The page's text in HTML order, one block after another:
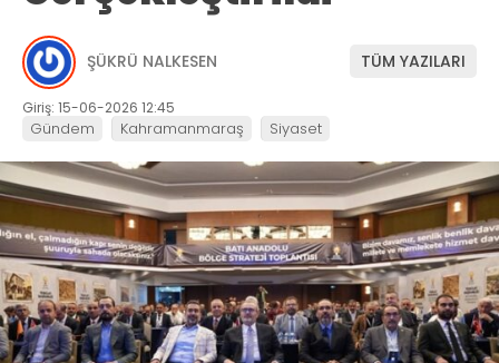
ŞÜKRÜ NALKESEN TÜM YAZILARI
Giriş: 15-06-2026 12:45
Gündem Kahramanmaraş Siyaset